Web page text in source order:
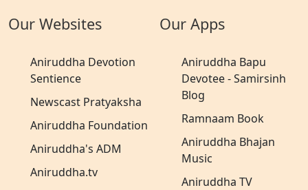
Our Websites
Aniruddha Devotion
Sentience
Newscast Pratyaksha
Aniruddha Foundation
Aniruddha's ADM
Aniruddha.tv
Our Apps
Aniruddha Bapu
Devotee - Samirsinh
Blog
Ramnaam Book
Aniruddha Bhajan
Music
Aniruddha TV